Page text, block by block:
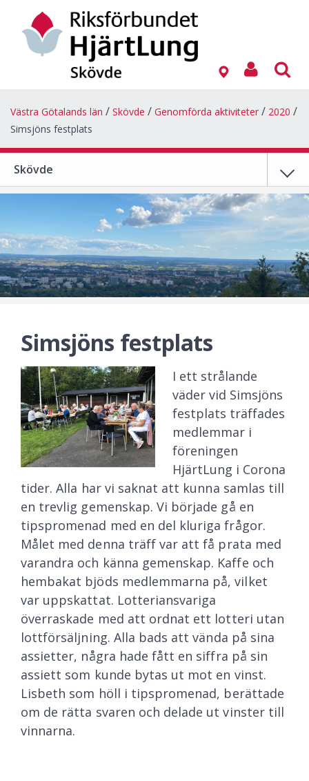
Västra Götalands län Skövde Genomförda aktiviteter
2020
Simsjöns festplats
Skövde
Simsjöns festplats
I ett strålande
väder vid Simsjöns
festplats träffades
medlemmar i
föreningen
HjärtLung i Corona
tider. Alla har vi saknat att kunna samlas till
en trevlig gemenskap. Vi började gå en
tipspromenad med en del kluriga frågor.
Målet med denna träff var att få prata med
varandra och känna gemenskap. Kaffe och
hembakat bjöds medlemmarna på, vilket
var uppskattat. Lotteriansvariga
överraskade med att ordnat ett lotteri utan
lottförsäljning. Alla bads att vända på sina
assietter, några hade fått en siffra på sin
assiett som kunde bytas ut mot en vinst.
Lisbeth som höll i tipspromenad, berättade
om de rätta svaren och delade ut vinster till
vinnarna.